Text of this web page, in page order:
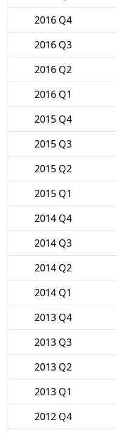
2016 Q4
2016 Q3
2016 Q2
2016 Q1
2015 Q4
2015 Q3
2015 Q2
2015 Q1
2014 Q4
2014 Q3
2014 Q2
2014 Q1
2013 Q4
2013 Q3
2013 Q2
2013 Q1
2012 Q4